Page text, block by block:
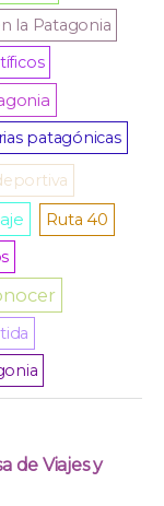
la Patagonia
patagónicas
Ruta 40
de Viajes y